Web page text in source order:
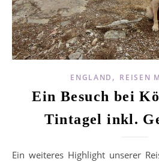
ENGLAND , REISEN
Ein Besuch bei
Tintagel inkl.
Ein weiteres Highlight unserer Reise haben wir erneut in